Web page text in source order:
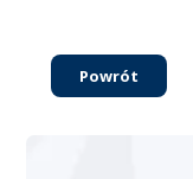
Powrót